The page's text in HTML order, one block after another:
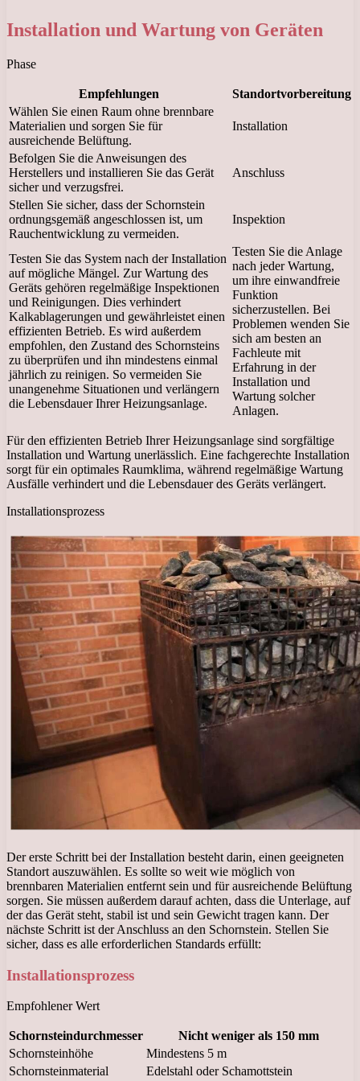
Installation und Wartung von Geräten
Phase
Empfehlungen
Standortvorbereitung
Wählen Sie einen Raum ohne brennbare
Materialien und sorgen Sie für
ausreichende Belüftung.
Installation
Befolgen Sie die Anweisungen des
Herstellers und installieren Sie das Gerät
sicher und verzugsfrei.
Anschluss
Stellen Sie sicher, dass der Schornstein
ordnungsgemäß angeschlossen ist, um
Rauchentwicklung zu vermeiden.
Inspektion
Testen Sie das System nach der Installation
auf mögliche Mängel. Zur Wartung des
Geräts gehören regelmäßige Inspektionen
und Reinigungen. Dies verhindert
Kalkablagerungen und gewährleistet einen
effizienten Betrieb. Es wird außerdem
empfohlen, den Zustand des Schornsteins
zu überprüfen und ihn mindestens einmal
jährlich zu reinigen. So vermeiden Sie
unangenehme Situationen und verlängern
die Lebensdauer Ihrer Heizungsanlage.
Testen Sie die Anlage
nach jeder Wartung,
um ihre einwandfreie
Funktion
sicherzustellen. Bei
Problemen wenden Sie
sich am besten an
Fachleute mit
Erfahrung in der
Installation und
Wartung solcher
Anlagen.
Für den effizienten Betrieb Ihrer Heizungsanlage sind sorgfältige
Installation und Wartung unerlässlich. Eine fachgerechte Installation
sorgt für ein optimales Raumklima, während regelmäßige Wartung
Ausfälle verhindert und die Lebensdauer des Geräts verlängert.
Installationsprozess
Der erste Schritt bei der Installation besteht darin, einen geeigneten
Standort auszuwählen. Es sollte so weit wie möglich von
brennbaren Materialien entfernt sein und für ausreichende Belüftung
sorgen. Sie müssen außerdem darauf achten, dass die Unterlage, auf
der das Gerät steht, stabil ist und sein Gewicht tragen kann. Der
nächste Schritt ist der Anschluss an den Schornstein. Stellen Sie
sicher, dass es alle erforderlichen Standards erfüllt:
Installationsprozess
Empfohlener Wert
Schornsteindurchmesser
Nicht weniger als 150 mm
Schornsteinhöhe
Mindestens 5 m
Schornsteinmaterial
Edelstahl oder Schamottstein